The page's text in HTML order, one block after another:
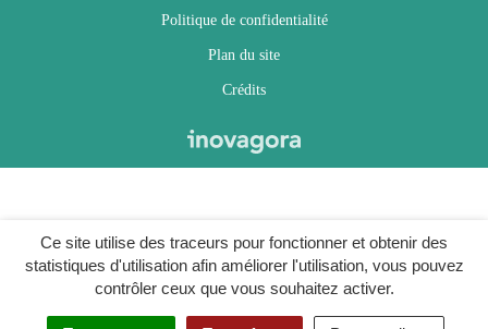
Ce site utilise des traceurs pour fonctionner et obtenir des
statistiques d'utilisation afin améliorer l'utilisation, vous pouvez
contrôler ceux que vous souhaitez activer.
Politique de confidentialité
Plan du site
Crédits